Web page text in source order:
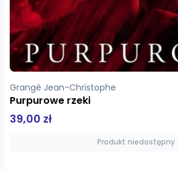
Grangé Jean-Christophe
Purpurowe rzeki
39,00 zł
Produkt niedostępny